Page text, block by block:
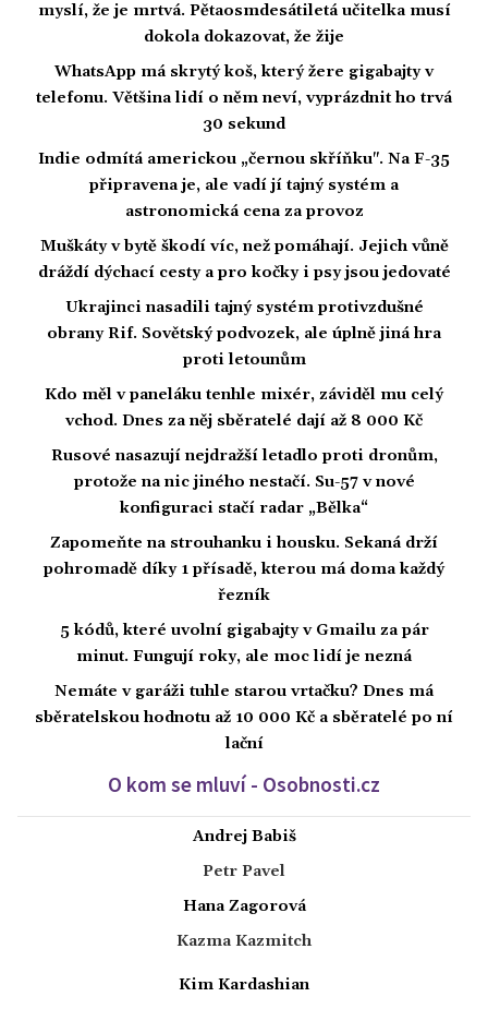
myslí, že je mrtvá. Pětaosmdesátiletá učitelka musí
dokola dokazovat, že žije
WhatsApp má skrytý koš, který žere gigabajty v
telefonu. Většina lidí o něm neví, vyprázdnit ho trvá
30 sekund
Indie odmítá americkou „černou skříňku". Na F-35
připravena je, ale vadí jí tajný systém a
astronomická cena za provoz
Muškáty v bytě škodí víc, než pomáhají. Jejich vůně
dráždí dýchací cesty a pro kočky i psy jsou jedovaté
Ukrajinci nasadili tajný systém protivzdušné
obrany Rif. Sovětský podvozek, ale úplně jiná hra
proti letounům
Kdo měl v paneláku tenhle mixér, záviděl mu celý
vchod. Dnes za něj sběratelé dají až 8 000 Kč
Rusové nasazují nejdražší letadlo proti dronům,
protože na nic jiného nestačí. Su-57 v nové
konfiguraci stačí radar „Bělka“
Zapomeňte na strouhanku i housku. Sekaná drží
pohromadě díky 1 přísadě, kterou má doma každý
řezník
5 kódů, které uvolní gigabajty v Gmailu za pár
minut. Fungují roky, ale moc lidí je nezná
Nemáte v garáži tuhle starou vrtačku? Dnes má
sběratelskou hodnotu až 10 000 Kč a sběratelé po ní
lační
O kom se mluví - Osobnosti.cz
Andrej Babiš
Petr Pavel
Hana Zagorová
Kazma Kazmitch
Kim Kardashian